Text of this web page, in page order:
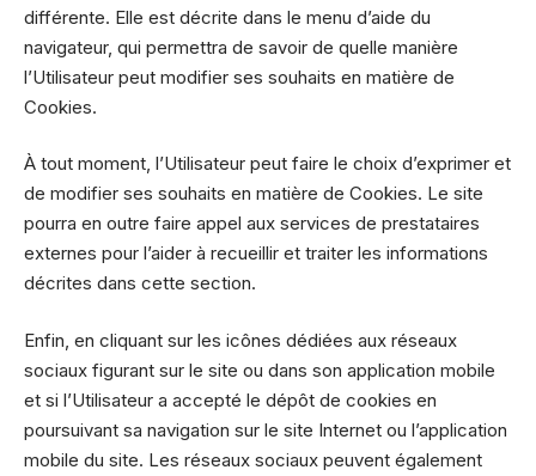
différente. Elle est décrite dans le menu d’aide du
navigateur, qui permettra de savoir de quelle manière
l’Utilisateur peut modifier ses souhaits en matière de
Cookies.
À tout moment, l’Utilisateur peut faire le choix d’exprimer et
de modifier ses souhaits en matière de Cookies. Le site
pourra en outre faire appel aux services de prestataires
externes pour l’aider à recueillir et traiter les informations
décrites dans cette section.
Enfin, en cliquant sur les icônes dédiées aux réseaux
sociaux figurant sur le site ou dans son application mobile
et si l’Utilisateur a accepté le dépôt de cookies en
poursuivant sa navigation sur le site Internet ou l’application
mobile du site. Les réseaux sociaux peuvent également